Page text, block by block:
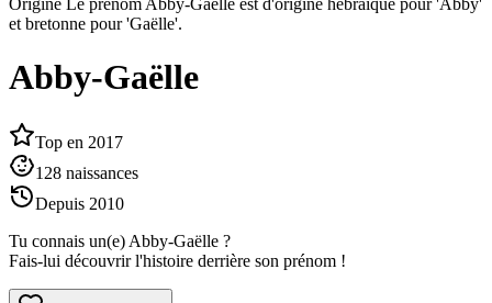
Origine Le prénom Abby-Gaëlle est d'origine hébraïque pour 'Abby'
et bretonne pour 'Gaëlle'.
Abby-Gaëlle
Top en 2017
128 naissances
Depuis 2010
Tu connais un(e) Abby-Gaëlle ?
Fais-lui découvrir l'histoire derrière son prénom !